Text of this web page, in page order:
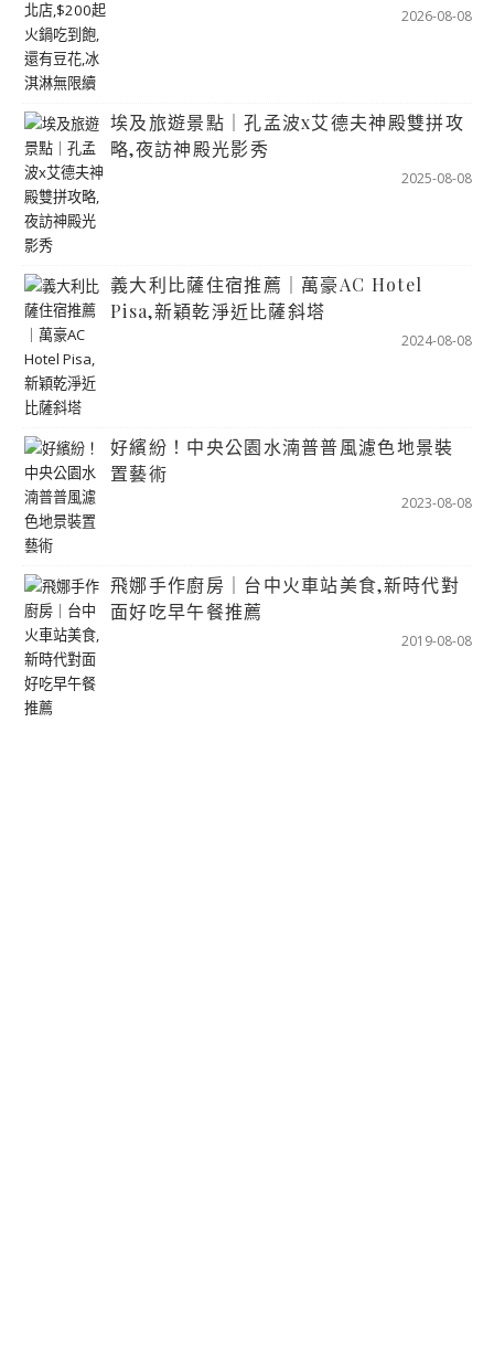
2026-08-08
埃及旅遊景點｜孔孟波x艾德夫神殿雙拼攻
略,夜訪神殿光影秀
2025-08-08
義大利比薩住宿推薦｜萬豪AC Hotel
Pisa,新穎乾淨近比薩斜塔
2024-08-08
好繽紛！中央公園水湳普普風濾色地景裝
置藝術
2023-08-08
飛娜手作廚房｜台中火車站美食,新時代對
面好吃早午餐推薦
2019-08-08